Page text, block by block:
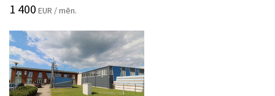
1 400 EUR / mēn.